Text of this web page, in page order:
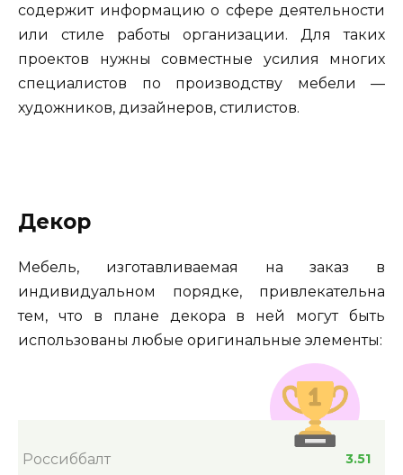
содержит информацию о сфере деятельности
или стиле работы организации. Для таких
проектов нужны совместные усилия многих
специалистов по производству мебели —
художников, дизайнеров, стилистов.
Декор
Мебель, изготавливаемая на заказ в
индивидуальном порядке, привлекательна
тем, что в плане декора в ней могут быть
использованы любые оригинальные элементы:
Россиббалт 3.51